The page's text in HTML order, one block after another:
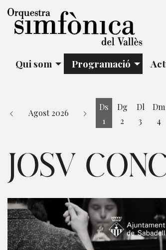
Qui som Programació
Agost 2026
Ds
1
Dg
2
Dl
3
Dm
4
JOSV